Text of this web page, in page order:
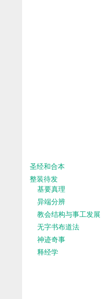
圣经和合本
整装待发
基要真理
异端分辨
教会结构与事工发展
无字书布道法
神迹奇事
释经学